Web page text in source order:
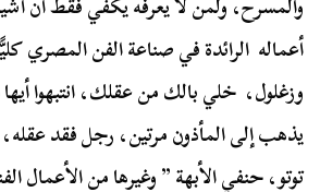
أعماله الرائدة في صناعة الفن المصري
وزغلول، خلي بالك من عقلك، انتبهوا
يذهب إلى المأذون مرتين، رجل فقد
توتو، حنفي الأبهة ” وغيرها من الأعمال